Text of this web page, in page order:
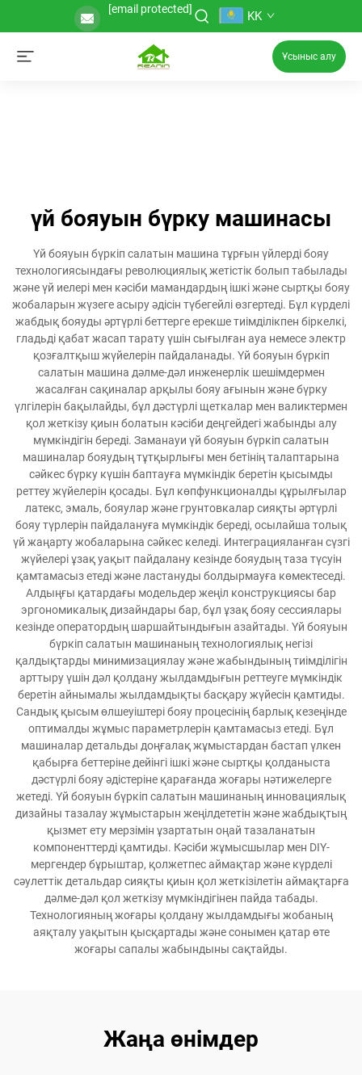
[email protected] KK
Ұсыныс алу
үй бояуын бүрку машинасы
Үй бояуын бүркіп салатын машина тұрғын үйлерді бояу
технологиясындағы революциялық жетістік болып табылады
және үй иелері мен кәсіби мамандардың ішкі және сыртқы бояу
жобаларын жүзеге асыру әдісін түбегейлі өзгертеді. Бұл күрделі
жабдық бояуды әртүрлі беттерге ерекше тиімділікпен біркелкі,
гладьді қабат жасап тарату үшін сығылған ауа немесе электр
қозғалтқыш жүйелерін пайдаланады. Үй бояуын бүркіп
салатын машина дәлме-дәл инженерлік шешімдермен
жасалған сақиналар арқылы бояу ағынын және бүрку
үлгілерін бақылайды, бұл дәстүрлі щеткалар мен валиктермен
қол жеткізу қиын болатын кәсіби деңгейдегі жабынды алу
мүмкіндігін береді. Заманауи үй бояуын бүркіп салатын
машиналар бояудың тұтқырлығы мен бетінің талаптарына
сәйкес бүрку күшін баптауға мүмкіндік беретін қысымды
реттеу жүйелерін қосады. Бұл көпфункционалды құрылғылар
латекс, эмаль, бояулар және грунтовкалар сияқты әртүрлі
бояу түрлерін пайдалануға мүмкіндік береді, осылайша толық
үй жаңарту жобаларына сәйкес келеді. Интеграцияланған сүзгі
жүйелері ұзақ уақыт пайдалану кезінде бояудың таза түсуін
қамтамасыз етеді және ластануды болдырмауға көмектеседі.
Алдыңғы қатардағы модельдер жеңіл конструкциясы бар
эргономикалық дизайндары бар, бұл ұзақ бояу сессиялары
кезінде оператордың шаршайтындығын азайтады. Үй бояуын
бүркіп салатын машинаның технологиялық негізі
қалдықтарды минимизациялау және жабындының тиімділігін
арттыру үшін дәл қолдану жылдамдығын реттеуге мүмкіндік
беретін айнымалы жылдамдықты басқару жүйесін қамтиды.
Сандық қысым өлшеуіштері бояу процесінің барлық кезеңінде
оптималды жұмыс параметрлерін қамтамасыз етеді. Бұл
машиналар детальды доңғалақ жұмыстардан бастап үлкен
қабырға беттеріне дейінгі ішкі және сыртқы қолданыста
дәстүрлі бояу әдістеріне қарағанда жоғары нәтижелерге
жетеді. Үй бояуын бүркіп салатын машинаның инновациялық
дизайны тазалау жұмыстарын жеңілдететін және жабдықтың
қызмет ету мерзімін ұзартатын оңай тазаланатын
компоненттерді қамтиды. Кәсіби жұмысшылар мен DIY-
мергендер бұрыштар, қолжетпес аймақтар және күрделі
сәулеттік детальдар сияқты қиын қол жеткізілетін аймақтарға
дәлме-дәл қол жеткізу мүмкіндігінен пайда табады.
Технологияның жоғары қолдану жылдамдығы жобаның
аяқталу уақытын қысқартады және сонымен қатар өте
жоғары сапалы жабындыны сақтайды.
Жаңа өнімдер